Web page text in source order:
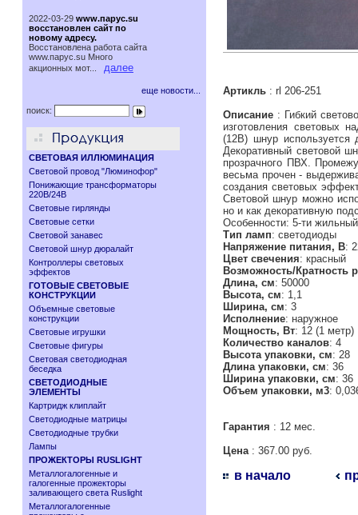
2022-03-29 www.парус.su
восстановлен сайт по
новому адресу.
Восстановлена работа сайта
www.паруc.su Много
акционных мот...
далее
еще новости...
поиск:
СВЕТОВАЯ ИЛЛЮМИНАЦИЯ
Световой провод "Люминофор"
Понижающие трансформаторы
220В/24В
Световые гирлянды
Световые сетки
Световой занавес
Световой шнур дюралайт
Контроллеры световых
эффектов
ГОТОВЫЕ СВЕТОВЫЕ
КОНСТРУКЦИИ
Объемные световые
конструкции
Световые игрушки
Световые фигуры
Световая светодиодная
беседка
СВЕТОДИОДНЫЕ
ЭЛЕМЕНТЫ
Картридж клиплайт
Светодиодные матрицы
Светодиодные трубки
Лампы
ПРОЖЕКТОРЫ RUSLIGHT
Металлогалогенные и
галогенные прожекторы
заливающего света Ruslight
Металлогалогенные
Артикль : rl 206-251
Описание : Гибкий
изготовления световых
(12В) шнур используется
Декоративный световой
прозрачного ПВХ.
весьма прочен -
создания световых
Световой шнур можно
но и как декоративную
Особенности: 5-ти
Тип ламп: светодиоды
Напряжение питания, В:
Цвет свечения: красный
Возможность/Кратность
Длина, см: 50000
Высота, см: 1,1
Ширина, см: 3
Исполнение: наружное
Мощность, Вт: 12 (1 метр)
Количество каналов: 4
Высота упаковки, см: 28
Длина упаковки, см: 36
Ширина упаковки, см: 36
Объем упаковки, м3:
Гарантия : 12 мес.
Цена: 367.00 руб.
в начало